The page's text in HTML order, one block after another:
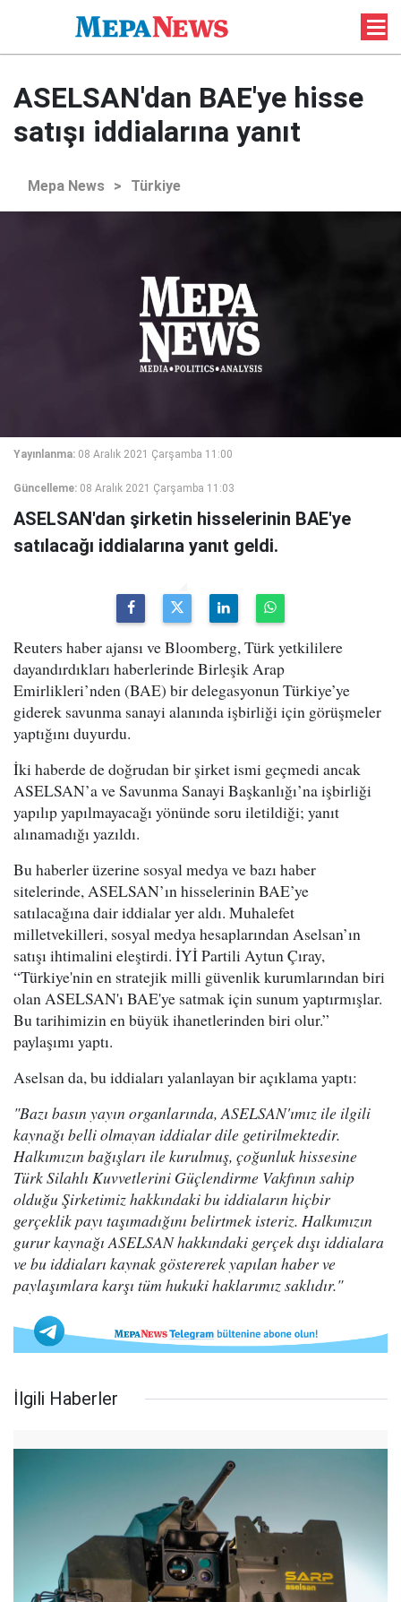
ASELSAN'dan BAE'ye hisse
satışı iddialarına yanıt
Mepa News > Türkiye
Yayınlanma: 08 Aralık 2021 Çarşamba 11:00
Güncelleme: 08 Aralık 2021 Çarşamba 11:03
ASELSAN'dan şirketin hisselerinin BAE'ye
satılacağı iddialarına yanıt geldi.
Reuters haber ajansı ve Bloomberg, Türk yetkililere
dayandırdıkları haberlerinde Birleşik Arap
Emirlikleri’nden (BAE) bir delegasyonun Türkiye’ye
giderek savunma sanayi alanında işbirliği için görüşmeler
yaptığını duyurdu.
İki haberde de doğrudan bir şirket ismi geçmedi ancak
ASELSAN’a ve Savunma Sanayi Başkanlığı’na işbirliği
yapılıp yapılmayacağı yönünde soru iletildiği; yanıt
alınamadığı yazıldı.
Bu haberler üzerine sosyal medya ve bazı haber
sitelerinde, ASELSAN’ın hisselerinin BAE’ye
satılacağına dair iddialar yer aldı. Muhalefet
milletvekilleri, sosyal medya hesaplarından Aselsan’ın
satışı ihtimalini eleştirdi. İYİ Partili Aytun Çıray,
“Türkiye'nin en stratejik milli güvenlik kurumlarından biri
olan ASELSAN'ı BAE'ye satmak için sunum yaptırmışlar.
Bu tarihimizin en büyük ihanetlerinden biri olur.”
paylaşımı yaptı.
Aselsan da, bu iddiaları yalanlayan bir açıklama yaptı:
"Bazı basın yayın organlarında, ASELSAN'ımız ile ilgili
kaynağı belli olmayan iddialar dile getirilmektedir.
Halkımızın bağışları ile kurulmuş, çoğunluk hissesine
Türk Silahlı Kuvvetlerini Güçlendirme Vakfının sahip
olduğu Şirketimiz hakkındaki bu iddiaların hiçbir
gerçeklik payı taşımadığını belirtmek isteriz. Halkımızın
gurur kaynağı ASELSAN hakkındaki gerçek dışı iddialara
ve bu iddiaları kaynak göstererek yapılan haber ve
paylaşımlara karşı tüm hukuki haklarımız saklıdır."
İlgili Haberler